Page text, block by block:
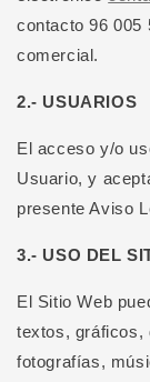
contacto 96 005
comercial.
2.- USUARIOS
El acceso y/o
Usuario, y
presente Aviso
3.- USO DEL
El Sitio Web
textos, gráficos,
fotografías,